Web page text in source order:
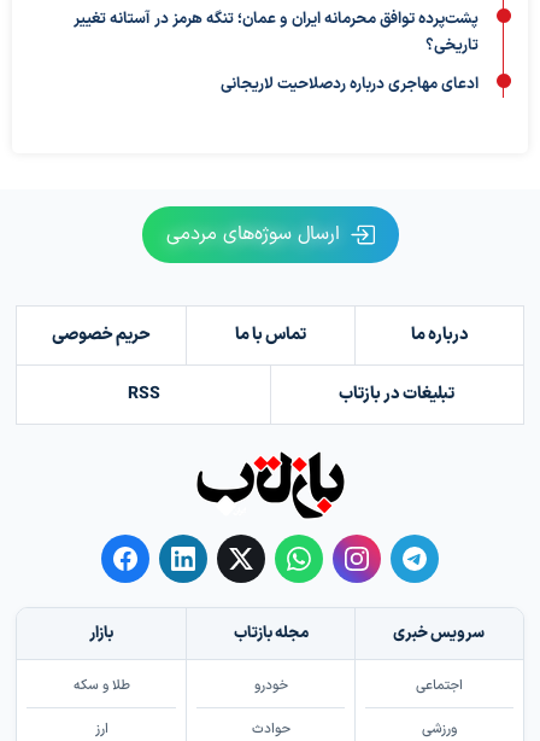
پشت‌پرده توافق محرمانه ایران و عمان؛ تنگه هرمز در آستانه تغییر
تاریخی؟
ادعای مهاجری درباره ردصلاحیت لاریجانی
ارسال سوژه‌های مردمی
درباره ما تماس با ما حریم خصوصی
تبلیغات در بازتاب RSS
سرویس خبری
اجتماعی
ورزشی
مجله بازتاب
خودرو
حوادث
بازار
طلا و سکه
ارز